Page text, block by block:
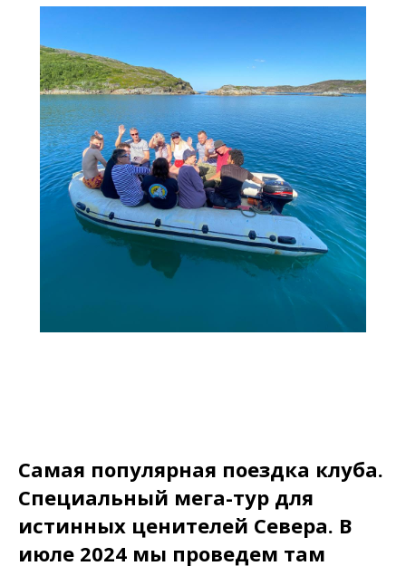
Самая популярная поездка клуба.
Специальный мега-тур для
истинных ценителей Севера. В
июле 2024 мы проведем там